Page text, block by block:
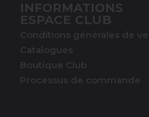
INFORMATIONS
ESPACE CLUB
Conditions générales de
Catalogues
Boutique Club
Processus de commande